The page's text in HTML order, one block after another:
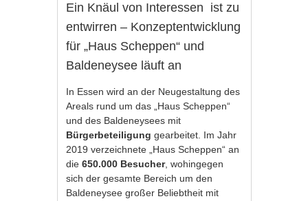
Ein Knäul von Interessen ist zu
entwirren – Konzeptentwicklung
für „Haus Scheppen“ und
Baldeneysee läuft an
In Essen wird an der Neugestaltung des
Areals rund um das „Haus Scheppen“
und des Baldeneysees mit
Bürgerbeteiligunggearbeitet. Im Jahr
2019 verzeichnete „Haus Scheppen“ an
die650.000 Besucher, wohingegen
sich der gesamte Bereich um den
Baldeneysee großer Beliebtheit mit